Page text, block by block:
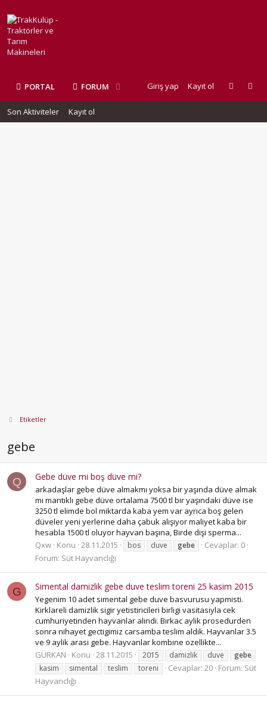
PORTAL FORUM Giriş yap Kayıt ol
Son Aktiviteler Kayıt ol
Etiketler
gebe
Q Gebe düve mi boş düve mi?
arkadaşlar gebe düve almakmı yoksa bir yaşında düve almak
mı mantıklı gebe düve ortalama 7500 tl bir yaşındaki düve ise
3250 tl elimde bol miktarda kaba yem var ayrıca boş gelen
düveler yeni yerlerine daha çabuk alışıyor maliyet kaba bir
hesabla 1500 tl oluyor hayvan başına, Birde dişi sperma...
Qxw Konu 28.11.2015 bos duve gebe
Cevaplar: 0
Forum: Süt Hayvanclığı
G Simental damizlik gebe duve teslim toreni 25 kasim 2015
Yegenim 10 adet simental gebe duve basvurusu yapmisti.
Kirklareli damizlik sigir yetistiricileri birligi vasitasiyla cek
cumhuriyetinden hayvanlar alindi. Birkac aylik prosedurden
sonra nihayet gectigimiz carsamba teslim aldik. Hayvanlar 3.5
ve 9 aylik arasi gebe. Hayvanlar kombine ozellikte...
GÜRKAN
Konu 28.11.2015 2015 damizlik duve
gebe
kasim
simental teslim toreni Cevaplar: 20 Forum: Süt
Hayvanclığı